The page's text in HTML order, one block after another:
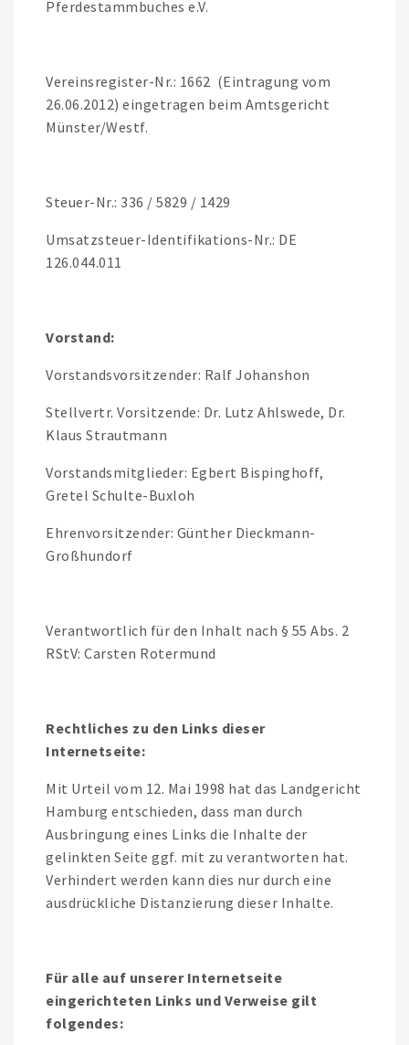
Pferdestammbuches e.V.
Vereinsregister-Nr.: 1662 (Eintragung vom
26.06.2012) eingetragen beim Amtsgericht
Münster/Westf.
Steuer-Nr.: 336 / 5829 / 1429
Umsatzsteuer-Identifikations-Nr.: DE
126.044.011
Vorstand:
Vorstandsvorsitzender: Ralf Johanshon
Stellvertr. Vorsitzende: Dr. Lutz Ahlswede, Dr.
Klaus Strautmann
Vorstandsmitglieder: Egbert Bispinghoff,
Gretel Schulte-Buxloh
Ehrenvorsitzender: Günther Dieckmann-
Großhundorf
Verantwortlich für den Inhalt nach § 55 Abs. 2
RStV: Carsten Rotermund
Rechtliches zu den Links dieser
Internetseite:
Mit Urteil vom 12. Mai 1998 hat das Landgericht
Hamburg entschieden, dass man durch
Ausbringung eines Links die Inhalte der
gelinkten Seite ggf. mit zu verantworten hat.
Verhindert werden kann dies nur durch eine
ausdrückliche Distanzierung dieser Inhalte.
Für alle auf unserer Internetseite
eingerichteten Links und Verweise gilt
folgendes: